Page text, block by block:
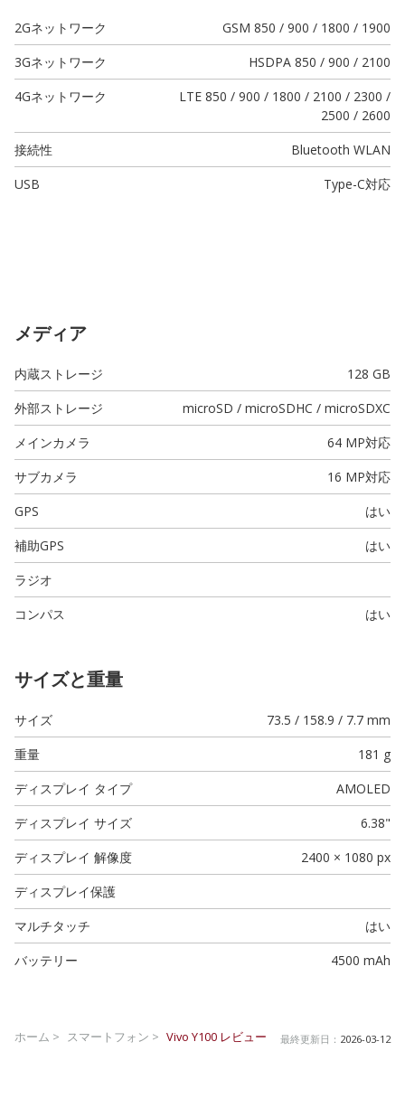
2Gネットワーク
GSM 850 / 900 / 1800 / 1900
3Gネットワーク
HSDPA 850 / 900 / 2100
4Gネットワーク
LTE 850 / 900 / 1800 / 2100 / 2300 /
2500 / 2600
接続性
Bluetooth WLAN
USB
Type-C対応
メディア
内蔵ストレージ
128 GB
外部ストレージ
microSD / microSDHC / microSDXC
メインカメラ
64 MP対応
サブカメラ
16 MP対応
GPS
はい
補助GPS
はい
ラジオ
コンパス
はい
サイズと重量
サイズ
73.5 / 158.9 / 7.7 mm
重量
181 g
ディスプレイ タイプ
AMOLED
ディスプレイ サイズ
6.38"
ディスプレイ 解像度
2400 × 1080 px
ディスプレイ保護
マルチタッチ
はい
バッテリー
4500 mAh
ホーム > スマートフォン > Vivo Y100 レビュー 最終更新日： 2026-03-12